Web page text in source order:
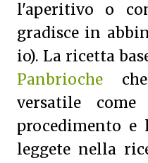
l'aperitivo o
gradisce in
io). La ricetta
Panbrioche
versatile
procedimento
leggete nella